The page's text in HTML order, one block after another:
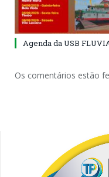
Agenda da USB
Os comentários estão